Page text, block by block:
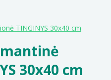
TINGINYS 30x40 cm
30x40 cm